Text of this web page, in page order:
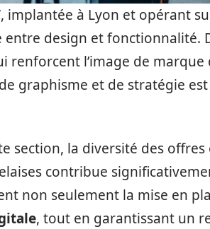
, implantée à Lyon et opérant
design et fonctionnalité.
renforcent l’image de
graphisme et de stratégie
section, la diversité des
contribue
non seulement la mise en
, tout en garantissant un